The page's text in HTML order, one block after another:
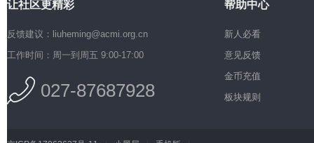
硅
让社区更精彩
反馈建议：liuheming@acmi.org.cn
工作时间：周一到周五 9:00-17:00
027-87687928
帮助中心
新人必看
意见反馈
金币充值
板块规则